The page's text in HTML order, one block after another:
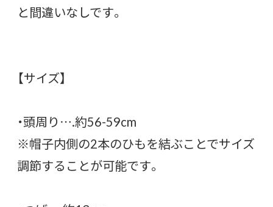
と間違いなしです。
【サイズ】
・頭周り….約56-59cm
※帽子内側の2本のひもを結ぶことでサイズ
調節することが可能です。